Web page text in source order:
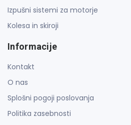
Izpušni sistemi za motorje
Kolesa in skiroji
Informacije
Kontakt
O nas
Splošni pogoji poslovanja
Politika zasebnosti